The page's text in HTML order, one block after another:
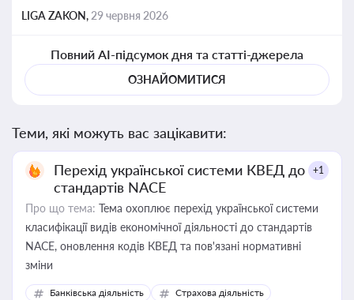
LIGA ZAKON, 29 червня 2026
Повний AI-підсумок дня та статті-джерела
ОЗНАЙОМИТИСЯ
Теми, які можуть вас зацікавити:
Перехід української системи КВЕД до
стандартів NACE
+1
Про що тема: Тема охоплює перехід української системи
класифікації видів економічної діяльності до стандартів
NACE, оновлення кодів КВЕД та пов'язані нормативні
зміни
Банківська діяльність
Страхова діяльність